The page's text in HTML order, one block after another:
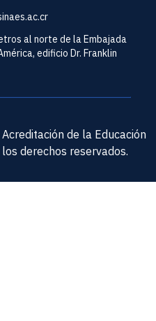
al norte de la Embajada
edificio Dr. Franklin
de la Educación
derechos reservados.